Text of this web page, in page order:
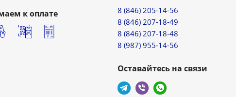
к оплате
8 (846) 205-14-56
8 (846) 207-18-49
8 (846) 207-18-48
8 (987) 955-14-56
Оставайтесь на связи